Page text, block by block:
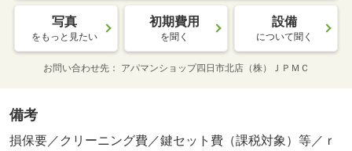
写真
をもっと見たい
初期費用
を聞く
設備
について聞く
お問い合わせ先 アパマンショップ四日市北店（株）ＪＰＭＣ
備考
損保要／クリーニング費／鍵セット費（課税対象）等／ｒ